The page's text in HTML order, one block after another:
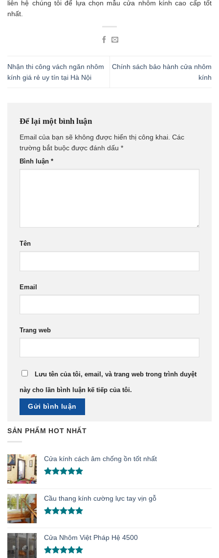
liên hệ chúng tôi để lựa chọn mẫu cửa nhôm kính cao cấp tốt
nhất.
Nhận thi công vách ngăn nhôm
kính giá rẻ uy tín tại Hà Nội
Chính sách bảo hành cửa nhôm
kính
Để lại một bình luận
Email của bạn sẽ không được hiển thị công khai. Các
trường bắt buộc được đánh dấu *
Bình luận *
Tên
Email
Trang web
Lưu tên của tôi, email, và trang web trong trình duyệt
này cho lần bình luận kế tiếp của tôi.
SẢN PHẨM HOT NHẤT
Cửa kính cách âm chống ồn tốt nhất
5 sao
Cầu thang kính cường lực tay vịn gỗ
5 sao
Cửa Nhôm Việt Pháp Hệ 4500